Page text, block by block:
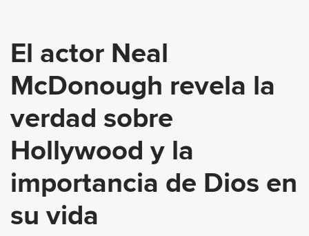
El actor Neal
McDonough revela la
verdad sobre
Hollywood y la
importancia de Dios en
su vida